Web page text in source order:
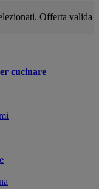
Offerta valida
cucinare